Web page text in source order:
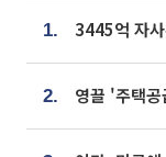
1.
2.